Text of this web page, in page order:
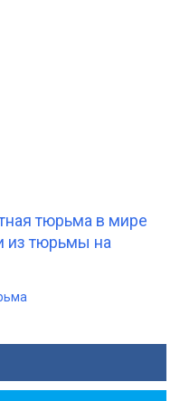
тюрьма в мире
из тюрьмы на